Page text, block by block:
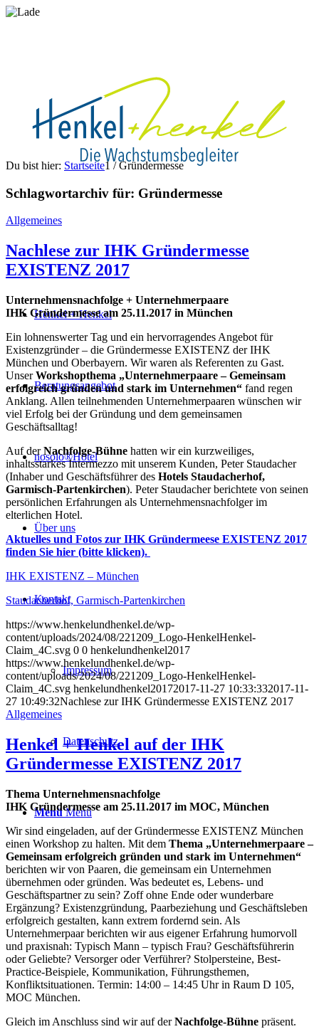
Henkel + Henkel
Beratungsangebot
nosolo®Hotel
Über uns
Kontakt
Impressum
Datenschutz
Menü Menü
Du bist hier: Startseite1 / Gründermesse
Schlagwortarchiv für: Gründermesse
Allgemeines
Nachlese zur IHK Gründermesse
EXISTENZ 2017
Unternehmensnachfolge + Unternehmerpaare
IHK Gründermesse am 25.11.2017 in München
Ein lohnenswerter Tag und ein hervorragendes Angebot für
Existenzgründer – die Gründermesse EXISTENZ der IHK
München und Oberbayern. Wir waren als Referenten zu Gast.
UnserWorkshopthema „Unternehmerpaare – Gemeinsam
erfolgreich gründen und stark im Unternehmen“ fand regen
Anklang. Allen teilnehmenden Unternehmerpaaren wünschen wir
viel Erfolg bei der Gründung und dem gemeinsamen
Geschäftsalltag!
Auf derNachfolge-Bühne hatten wir ein kurzweiliges,
inhaltsstarkes Intermezzo mit unserem Kunden, Peter Staudacher
(Inhaber und Geschäftsführer des Hotels Staudacherhof,
Garmisch-Partenkirchen). Peter Staudacher berichtete von seinen
persönlichen Erfahrungen als Unternehmensnachfolger im
elterlichen Hotel.
Aktuelles und Fotos zur IHK Gründermeese EXISTENZ 2017
finden Sie hier (bitte klicken).
IHK EXISTENZ – München
Staudacherhof, Garmisch-Partenkirchen
https://www.henkelundhenkel.de/wp-
content/uploads/2024/08/221209_Logo-HenkelHenkel-
Claim_4C.svg 0 0 henkelundhenkel2017
https://www.henkelundhenkel.de/wp-
content/uploads/2024/08/221209_Logo-HenkelHenkel-
Claim_4C.svg henkelundhenkel20172017-11-27 10:33:332017-11-
27 10:49:32Nachlese zur IHK Gründermesse EXISTENZ 2017
Allgemeines
Henkel + Henkel auf der IHK
Gründermesse EXISTENZ 2017
Thema Unternehmensnachfolge
IHK Gründermesse am 25.11.2017 im MOC, München
Wir sind eingeladen, auf der Gründermesse EXISTENZ München
einen Workshop zu halten. Mit dem Thema „Unternehmerpaare –
Gemeinsam erfolgreich gründen und stark im Unternehmen“
berichten wir von Paaren, die gemeinsam ein Unternehmen
übernehmen oder gründen. Was bedeutet es, Lebens- und
Geschäftspartner zu sein? Zoff ohne Ende oder wunderbare
Ergänzung? Existenzgründung, Paarbeziehung und Geschäftsleben
erfolgreich gestalten, kann extrem fordernd sein. Als
Unternehmerpaar berichten wir aus eigener Erfahrung humorvoll
und praxisnah: Typisch Mann – typisch Frau? Geschäftsführerin
oder Geliebte? Versorger oder Verführer? Stolpersteine, Best-
Practice-Beispiele, Kommunikation, Führungsthemen,
Konfliktsituationen. Termin: 14:00 – 14:45 Uhr in Raum D 105,
MOC München.
Gleich im Anschluss sind wir auf derNachfolge-Bühne präsent.